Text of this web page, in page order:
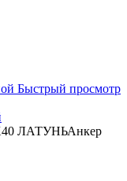
Быстрый просмотр
ЛАТУНЬАнкер